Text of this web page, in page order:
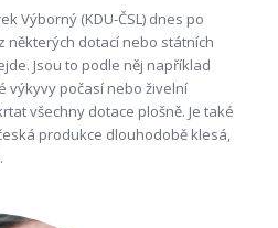
Výborný (KDU-ČSL) dnes po
některých dotací nebo státních
Jsou to podle něj například
výkyvy počasí nebo živelní
všechny dotace plošně. Je také
produkce dlouhodobě klesá,